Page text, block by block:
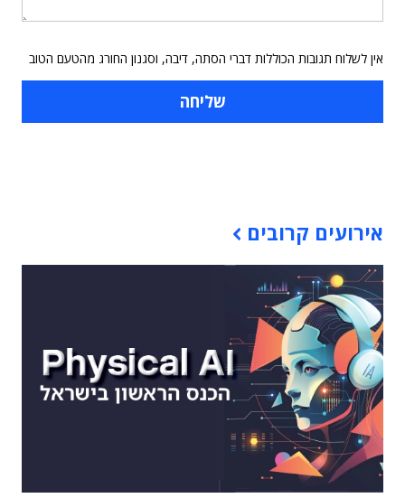
אין לשלוח תגובות הכוללות דברי הסתה, דיבה, וסגנון החורג מהטעם הטוב
אירועים קרובים